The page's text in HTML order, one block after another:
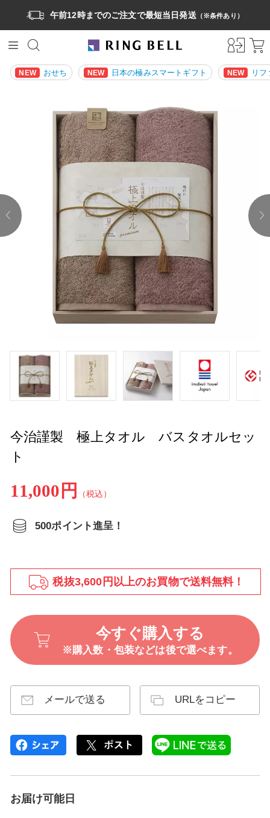
午前12時までのご注文で最短当日発送（※条件あり）
NEW おせち NEW 日本の極みスマートギフト NEW リ
prev
今治謹製 極上タオル バスタオルセッ
ト
11,000円 （税込）
500ポイント進呈！
税抜3,600円以上のお買物で送料無料！
今すぐ購入する
※購入数・包装などは後で選べます。
メールで送る URLをコピー
お届け可能日